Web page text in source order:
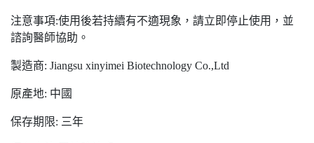
注意事項:使用後若持續有不適現象，請立即停止使用，並
諮詢醫師協助。
製造商: Jiangsu xinyimei Biotechnology Co.,Ltd
原產地: 中國
保存期限: 三年